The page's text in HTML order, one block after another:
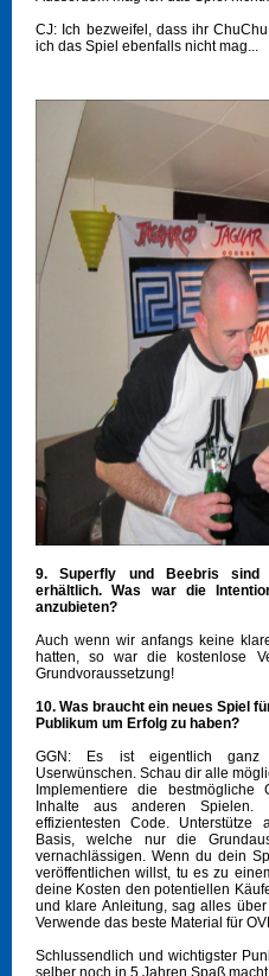
CJ: Ich bezweifel, dass ihr
ich das Spiel ebenfalls nicht mag...
9. Superfly und Beebris sind
erhältlich. Was war die
anzubieten?
Auch wenn wir anfangs keine
hatten, so war die kostenlose
Grundvoraussetzung!
10. Was braucht ein neues Spiel
Publikum um Erfolg zu haben?
GGN: Es ist eigentlich ganz
Userwünschen. Schau dir alle
Implementiere die
Inhalte aus anderen Spielen.
effizientesten Code. Unterstütze
Basis, welche nur die
vernachlässigen. Wenn du dein
veröffentlichen willst, tu es zu
deine Kosten den potentiellen
und klare Anleitung, sag alles
Verwende das beste Material für
Schlussendlich und wichtigster